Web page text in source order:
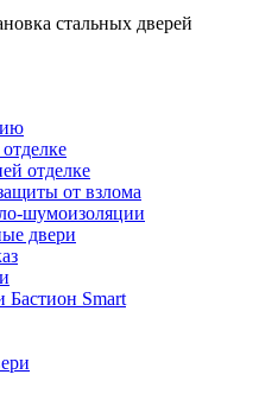
стальных дверей
отделке
от взлома
шумоизоляции
двери
Smart